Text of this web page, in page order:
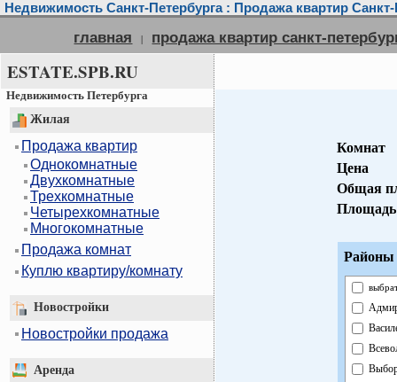
Недвижимость Санкт-Петербурга : Продажа квартир Санкт-
главная | продажа квартир санкт-
ESTATE.SPB.RU
Недвижимость Петербурга
Жилая
Продажа квартир
Однокомнатные
Двухкомнатные
Трехкомнатные
Четырехкомнатные
Многокомнатные
Продажа комнат
Куплю квартиру/комнату
Новостройки
Новостройки продажа
Аренда
Комнат
Цена
Общая
Площадь
Районы